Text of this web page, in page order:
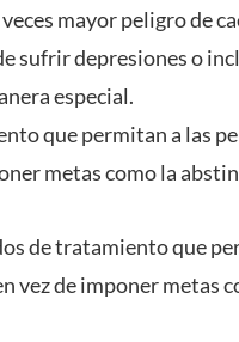
mayor peligro de
sufrir depresiones o
especial.
que permitan a las
metas como la
de tratamiento que
vez de imponer metas